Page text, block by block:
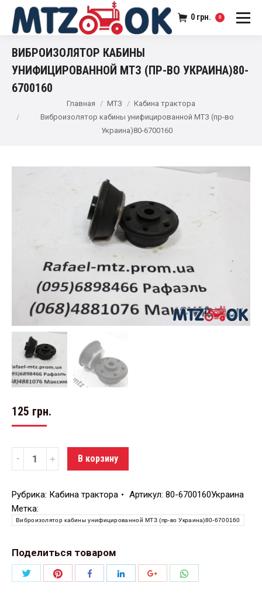
0 грн. 0
ВИБРОИЗОЛЯТОР КАБИНЫ
УНИФИЦИРОВАННОЙ МТЗ (ПР-ВО УКРАИНА)80-
6700160
Главная МТЗ
Кабина трактора
Виброизолятор кабины унифицированной МТЗ (пр-во
Украина)80-6700160
125 грн.
Количество В корзину
Рубрика: Кабина трактора Артикул: 80-6700160Украина
Метка:
Виброизолятор кабины унифицированной МТЗ (пр-во Украина)80-6700160
Поделиться товаром
ПоделитьсяПоделитьсяПоделитьсяПоделитьсяПоделиться